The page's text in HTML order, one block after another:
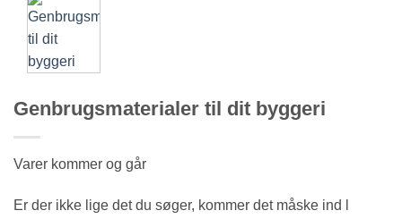
Genbrugsmaterialer til dit byggeri
Varer kommer og går
Er der ikke lige det du søger, kommer det måske ind l